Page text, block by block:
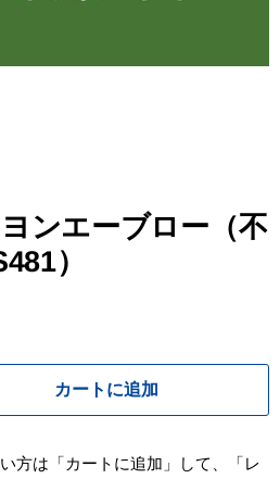
ンエーブロー（不
）
カートに追加
方は「カートに追加」して、「レ